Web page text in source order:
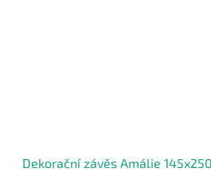
Dekorační závěs Amálie